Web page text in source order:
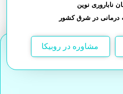
ناباروری نوین
مشاوره در روبیکا